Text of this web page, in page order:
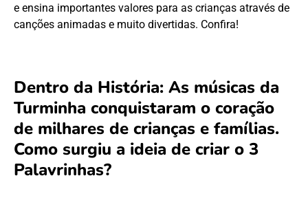
e ensina importantes valores para as crianças através de
canções animadas e muito divertidas. Confira!
Dentro da História: As músicas da
Turminha conquistaram o coração
de milhares de crianças e famílias.
Como surgiu a ideia de criar o 3
Palavrinhas?